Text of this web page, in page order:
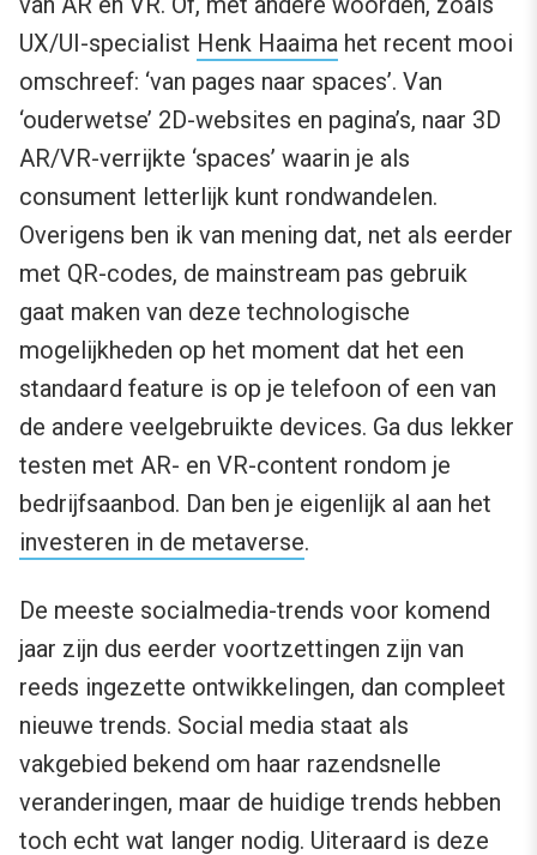
UX/UI-specialist Henk Haaima het recent mooi
omschreef: ‘van pages naar spaces’. Van
‘ouderwetse’ 2D-websites en pagina’s, naar 3D
AR/VR-verrijkte ‘spaces’ waarin je als
consument letterlijk kunt rondwandelen.
Overigens ben ik van mening dat, net als eerder
met QR-codes, de mainstream pas gebruik
gaat maken van deze technologische
mogelijkheden op het moment dat het een
standaard feature is op je telefoon of een van
de andere veelgebruikte devices. Ga dus lekker
testen met AR- en VR-content rondom je
bedrijfsaanbod. Dan ben je eigenlijk al aan het
investeren in de metaverse.
De meeste socialmedia-trends voor komend
jaar zijn dus eerder voortzettingen zijn van
reeds ingezette ontwikkelingen, dan compleet
nieuwe trends. Social media staat als
vakgebied bekend om haar razendsnelle
veranderingen, maar de huidige trends hebben
toch echt wat langer nodig. Uiteraard is deze